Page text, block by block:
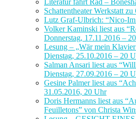
Schattentheater Werkstatt zu
Lutz Graf-Ulbrich: “Nico-
Volker Kaminski liest aus
Donnerstag, 17.11.2016 –
Lesung – „Wär mein
Dienstag, 25.10.2016 – 20
Salman Ansari liest aus
Dienstag, 27.09.2016 – 20
Gesine Palmer liest aus
31.05.2016, 20 Uhr
Doris Hermanns liest aus
Feuilletons” von Christa